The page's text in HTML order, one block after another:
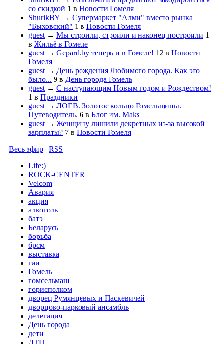
со скидкой 1 в Новости Гомеля
ShurikBY → Супермаркет "Алми" вместо рынка
"Быховский" 1 в Новости Гомеля
guest → Мы строили, строили и наконец построили 1
в Жильё в Гомеле
guest → Gepard.by теперь и в Гомеле! 12 в Новости
Гомеля
guest → День рождения Любимого города. Как это
было... 9 в День города Гомель
guest → С наступающим Новым годом и Рождеством!
1 в Праздники
guest → ЛОЕВ. Золотое кольцо Гомельщины.
Путеводитель. 6 в Блог им. Maks
guest → Женщину лишили декретных из-за высокой
зарплаты? 7 в Новости Гомеля
Весь эфир | RSS
Life:)
ROCK-CENTER
Velcom
Авария
акция
алкоголь
батэ
Беларусь
борьба
брсм
выставка
гаи
Гомель
гомсельмаш
горисполком
дворец Румянцевых и Паскевичей
дворцово-парковый ансамбль
делегация
День города
дети
ДТП